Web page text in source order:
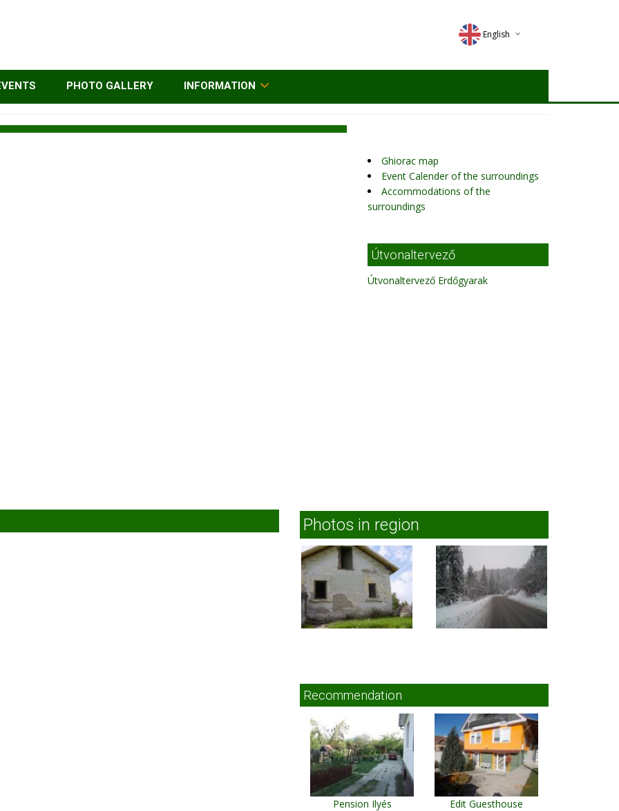
English
Deutsch
PHOTO GALLERY INFORMATION
Ghiorac map
Event Calender of the surroundings
Accommodations of the
surroundings
Útvonaltervező
Útvonaltervező Erdőgyarak
Photos in region
Recommendation
Pension Ilyés
Edit Guesthouse